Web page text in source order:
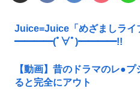
Juice=Juice「めざましライ
━━━━(ﾟ∀ﾟ)━━━━!!
【動画】昔のドラマのレ●
ると完全にアウト